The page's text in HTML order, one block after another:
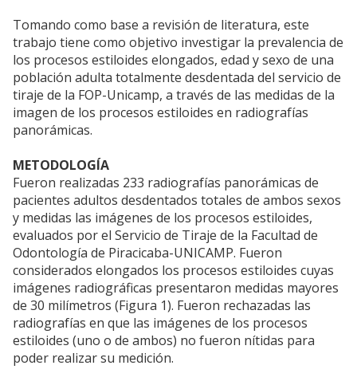
Tomando como base a revisión de literatura, este
trabajo tiene como objetivo investigar la prevalencia de
los procesos estiloides elongados, edad y sexo de una
población adulta totalmente desdentada del servicio de
tiraje de la FOP-Unicamp, a través de las medidas de la
imagen de los procesos estiloides en radiografías
panorámicas.
METODOLOGÍA
Fueron realizadas 233 radiografías panorámicas de
pacientes adultos desdentados totales de ambos sexos
y medidas las imágenes de los procesos estiloides,
evaluados por el Servicio de Tiraje de la Facultad de
Odontología de Piracicaba-UNICAMP. Fueron
considerados elongados los procesos estiloides cuyas
imágenes radiográficas presentaron medidas mayores
de 30 milímetros (Figura 1). Fueron rechazadas las
radiografías en que las imágenes de los procesos
estiloides (uno o de ambos) no fueron nítidas para
poder realizar su medición.